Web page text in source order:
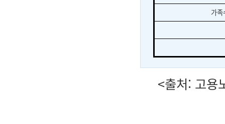
가족
<출처: 고용